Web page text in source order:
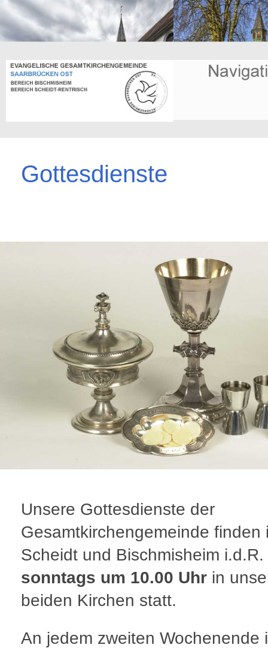
Gottesdienste
Unsere Gottesdienste der
Gesamtkirchengemeinde finden
Scheidt und Bischmisheim i.d.R.
sonntags um 10.00 Uhr in
beiden Kirchen statt.
An jedem zweiten Wochenende